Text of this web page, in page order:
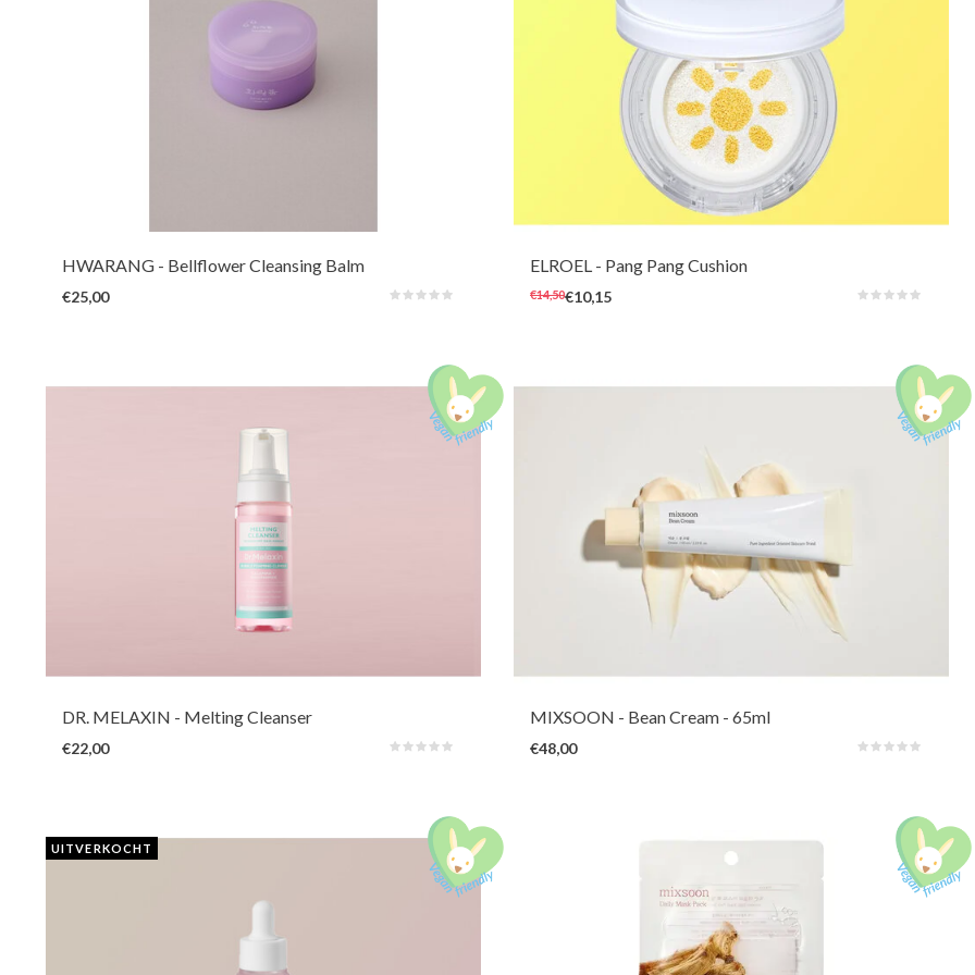
HWARANG - Bellflower Cleansing Balm
€25,00
Superhandig kussen met SPF50 UVA- en UVB-zonbescherming die je
overal mee naartoe kunt nemen om te beschermen, hydrateren en
kalmeren. Naast UV-bescherming kalmeert en voedt het zonnekussen ook
de huid dankzij het aloë- en vitaminecomplex.
ELROEL - Pang Pang Cushion
€14,50€10,15
Een olievrije schuimende gezichtsreiniger die zonnebrand en makeup
afbreekt en verwijdert. Verrijkt met calamine, niacinamide en Centella
DR. MELAXIN - Melting Cleanser
€22,00
Deze hydraterende crème met gefermenteerde bonen, peren&
granaatappels conditioneert, beschermt & voedt de huid om
MIXSOON - Bean Cream - 65ml
€48,00
UITVERKOCHT